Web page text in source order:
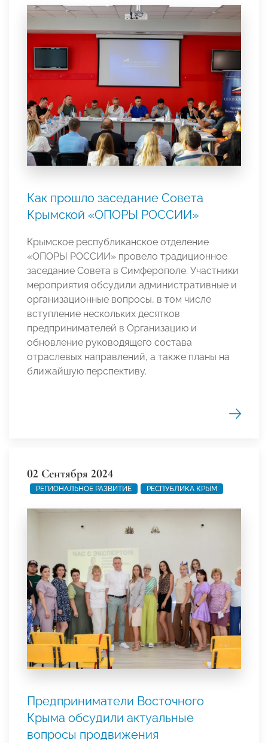
Как прошло заседание Совета
Крымской «ОПОРЫ РОССИИ»
Крымское республиканское отделение
«ОПОРЫ РОССИИ» провело традиционное
заседание Совета в Симферополе. Участники
мероприятия обсудили административные и
организационные вопросы, в том числе
вступление нескольких десятков
предпринимателей в Организацию и
обновление руководящего состава
отраслевых направлений, а также планы на
ближайшую перспективу.
02 Сентября 2024
РЕГИОНАЛЬНОЕ РАЗВИТИЕ РЕСПУБЛИКА КРЫМ
Предприниматели Восточного
Крыма обсудили актуальные
вопросы продвижения